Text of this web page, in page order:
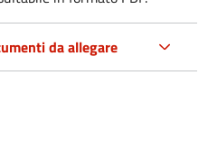
da allegare